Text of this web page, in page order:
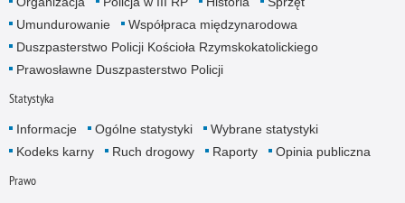
Umundurowanie
Współpraca międzynarodowa
Duszpasterstwo Policji Kościoła Rzymskokatolickiego
Prawosławne Duszpasterstwo Policji
Statystyka
Informacje Ogólne statystyki
Wybrane statystyki
Kodeks karny
Ruch drogowy Raporty Opinia publiczna
Prawo